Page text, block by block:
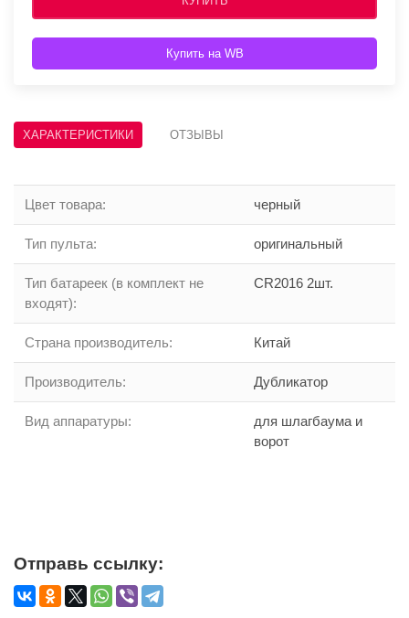
Купить на WB
ХАРАКТЕРИСТИКИ ОТЗЫВЫ
Цвет товара: черный
Тип пульта: оригинальный
Тип батареек (в комплект не
входят):
CR2016 2шт.
Страна производитель: Китай
Производитель: Дубликатор
Вид аппаратуры:
для шлагбаума и
ворот
Отправь ссылку: